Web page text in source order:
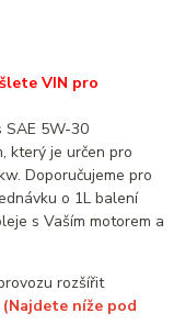
VIN pro
SAE 5W-30
který je určen pro
Doporučujeme pro
o 1L balení
s Vaším motorem a
rozšířit
(Najdete níže pod